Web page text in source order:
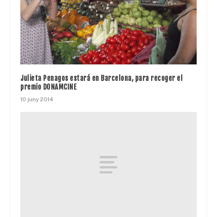
Julieta Penagos estará en Barcelona, para recoger el
premio DONAMCINE
10 juny 2014